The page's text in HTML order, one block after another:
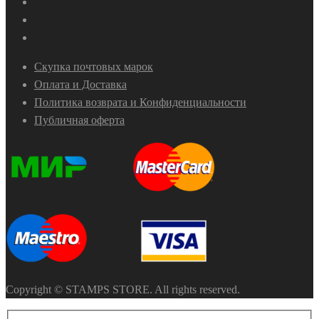
Скупка почтовых марок
Оплата и Доставка
Политика возврата и Конфиденциальности
Публичная оферта
Copyright © STAMPS STORE. All rights reserved.